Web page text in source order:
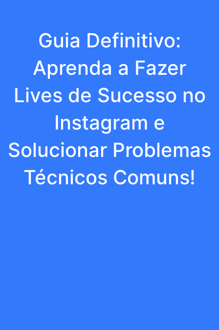
Guia Definitivo:
Aprenda a Fazer
Lives de Sucesso no
Instagram e
Solucionar Problemas
Técnicos Comuns!